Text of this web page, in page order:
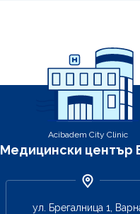
Acibadem City Clinic
Медицински център
ул. Брегалница 1,